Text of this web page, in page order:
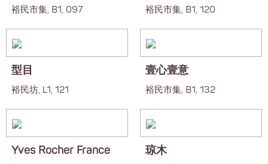
裕民市集, B1, 097 裕民市集, B1, 120
型目
裕民坊, L1, 121
壹心壹意
裕民市集, B1, 132
Yves Rocher France 琼木